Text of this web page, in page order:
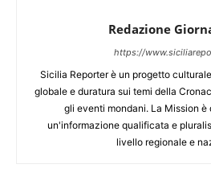
Redazione
https://
Sicilia Reporter è un progetto
globale e duratura sui temi della
gli eventi mondani. La Mission
un'informazione qualificata e
livello regionale e